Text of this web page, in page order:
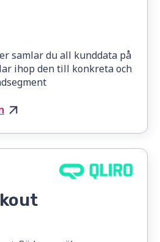
samlar du all kunddata på
ihop den till konkreta och